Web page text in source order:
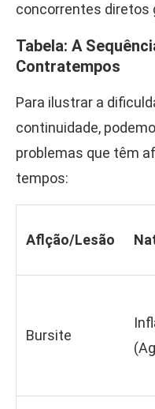
concorrentes diretos
Tabela: A
Contratempos
Para ilustrar a
continuidade,
problemas que têm
tempos:
Aflção/Lesão
Bursite